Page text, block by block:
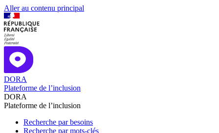
Aller au contenu principal
DORA
Plateforme de l’inclusion
DORA
Plateforme de l’inclusion
Recherche par besoins
Recherche par mots-clés